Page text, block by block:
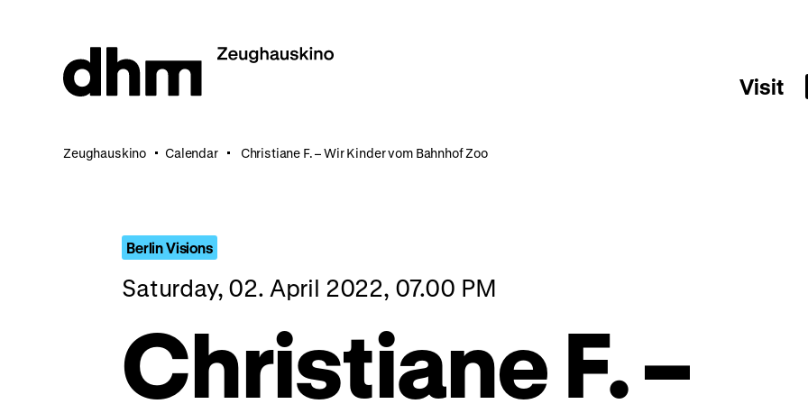
Visit
Zeughauskino Calendar Christiane F. – Wir Kinder vom Bahnhof Zoo
Berlin Visions
Saturday, 02. April 2022, 07.00 PM
Christiane F. –